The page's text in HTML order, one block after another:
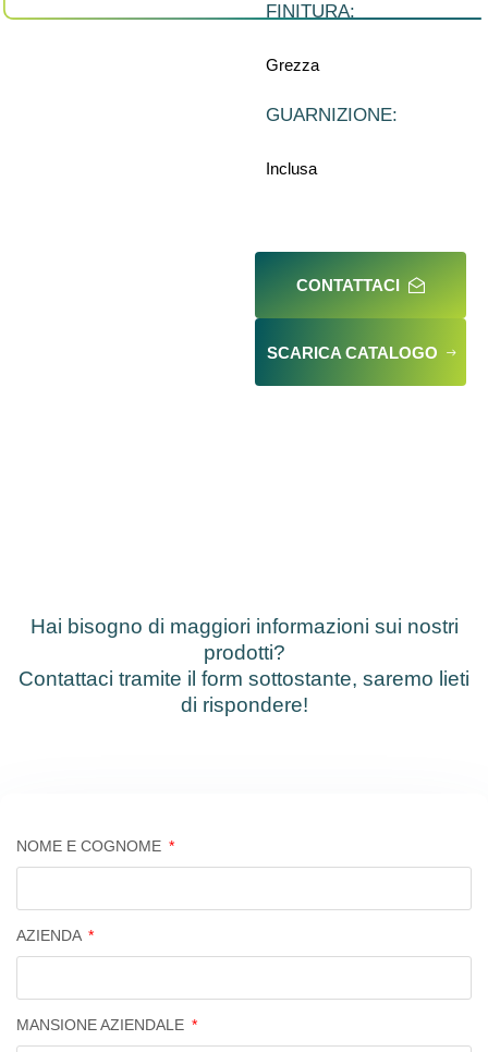
FINITURA:
Grezza
GUARNIZIONE:
Inclusa
CONTATTACI
SCARICA CATALOGO
Hai bisogno di maggiori informazioni sui nostri
prodotti?
Contattaci tramite il form sottostante, saremo lieti
di rispondere!
NOME E COGNOME
AZIENDA
MANSIONE AZIENDALE